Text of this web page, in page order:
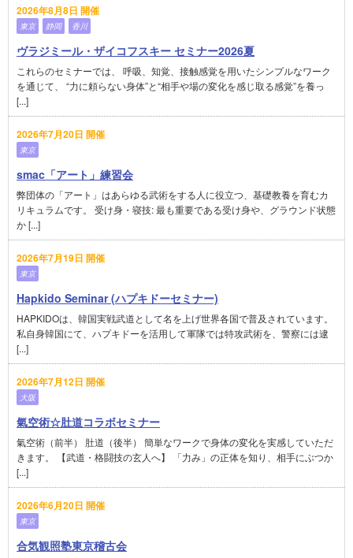
2026年8月8日 開催
東京 静岡 香川
ヴラジミール・ザイコフスキー セミナー2026夏
これらのセミナーでは、 呼吸、知覚、接触感覚を用いたシンプルなワーク
を通じて、 “力に頼らない身体”と“相手や場の変化を感じ取る感覚”を養っ
[...]
2026年7月20日 開催
東京
smac「アート」練習会
弊団体の「アート」はあらゆる武術をする人に役立つ、基礎教養を育むカ
リキュラムです。 受け身・寝技: 最も重要である受け身や、グラウンド状態
か [...]
2026年7月19日 開催
東京
Hapkido Seminar (ハプキドーセミナー)
HAPKIDOは、韓国実戦武道として名を上げ世界各国で普及されています。
私自身韓国にて、ハプキドーを活用して軍隊では特攻武術を、警察には逮
[...]
2026年7月12日 開催
大阪
氣空術☆肚道コラボセミナー
氣空術（前半） 肚道（後半） 簡単なワークで身体の変化を実感していただ
きます。 【武道・格闘技の玄人へ】 「力み」の正体を知り、相手にぶつか
[...]
2026年6月20日 開催
東京
合気観照塾東京稽古会